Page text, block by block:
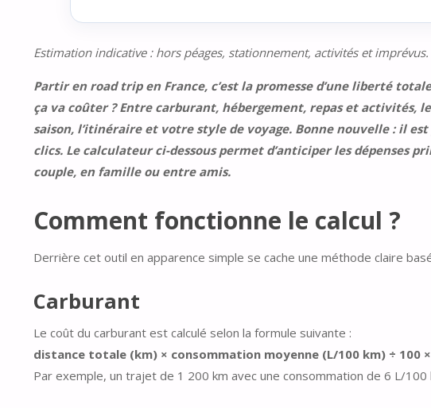
Estimation indicative : hors péages, stationnement, activités et imprévus.
Partir en road trip en France, c’est la promesse d’une liberté
ça va coûter ? Entre carburant, hébergement, repas et activités,
saison, l’itinéraire et votre style de voyage. Bonne nouvelle : il
clics. Le calculateur ci-dessous permet d’anticiper les dépenses
couple, en famille ou entre amis.
Comment fonctionne le calcul ?
Derrière cet outil en apparence simple se cache une méthode claire
Carburant
Le coût du carburant est calculé selon la formule suivante :
distance totale (km) × consommation moyenne (L/100 km) ÷ 100
Par exemple, un trajet de 1 200 km avec une consommation de 6 L/